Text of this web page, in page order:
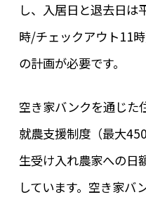
し、入居日と退去日は
時/チェックアウト11
の計画が必要です。
空き家バンクを通じた
就農支援制度（最大
生受け入れ農家への日
しています。空き家バ